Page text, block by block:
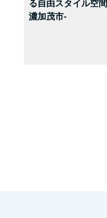
る自由スタイル空
濃加茂市-